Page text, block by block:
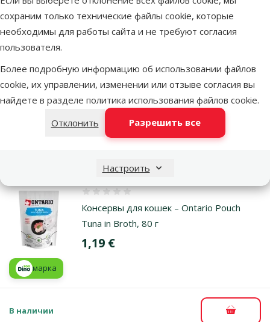
сохраним только технические файлы cookie, которые
необходимы для работы сайта и не требуют согласия
пользователя.
Более подробную информацию об использовании файлов
cookie, их управлении, изменении или отзыве согласия вы
найдете в разделе политика использования файлов cookie.
Отклонить
Разрешить все
Настроить
Оценка 0%
Цена
1,19 €
марка
Консервы для кошек – Ontario Pouch
Tuna in Broth, 80 г
Оценка 0%
Цена
1,19 €
марка
В наличии В